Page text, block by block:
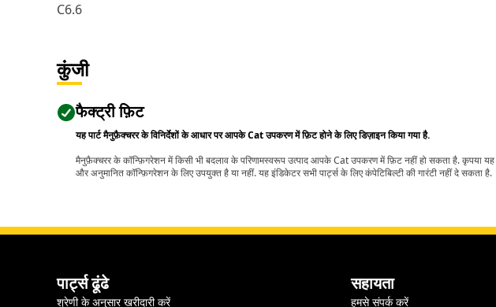
C6.6
कुंजी
फैक्ट्री फ़िट
यह पार्ट मैनुफ़ैक्चरर के विनिर्देशों के आधार पर आपके Cat उपकरण में फ़िट होने के लिए डिज़ाइन किया गया है.
मैनुफ़ैक्चरर के कॉन्फ़िगरेशन में किसी भी बदलाव के परिणामस्वरूप उत्पाद आपके Cat उपकरण में फ़िट नहीं हो सकता है. कृपया
और अनुमानित कॉन्फ़िगरेशन के लिए उपयुक्त है या नहीं. यह इंडिकेटर सभी पार्ट्स के लिए कंपेटिबिल्टी की गारंटी नहीं दे सकता है.
पार्ट्स ढूंढे
श्रेणी के अनुसार खरीदारी करें
सहायता
हमसे संपर्क करें